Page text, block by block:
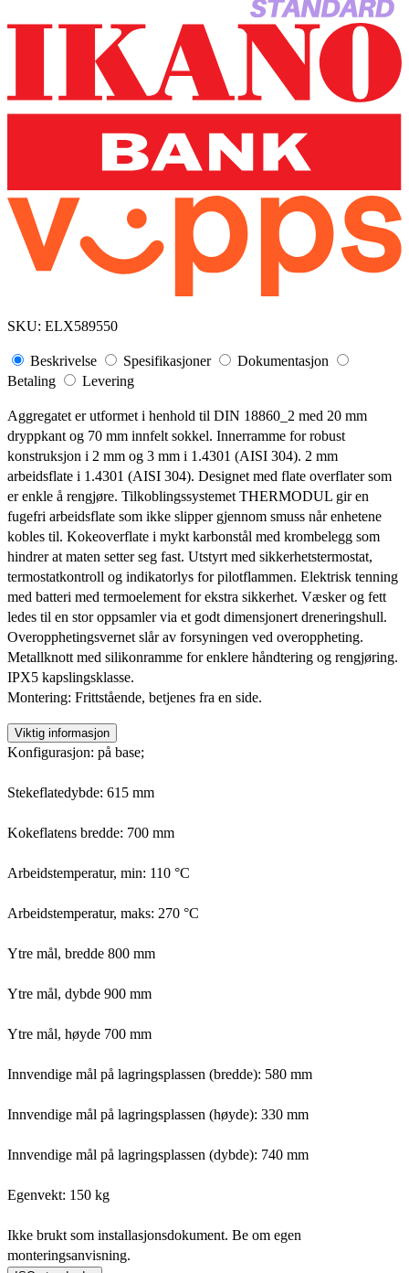
SKU: ELX589550
Beskrivelse Spesifikasjoner
Dokumentasjon
Betaling
Levering
Aggregatet er utformet i henhold til DIN 18860_2 med 20 mm
dryppkant og 70 mm innfelt sokkel. Innerramme for robust
konstruksjon i 2 mm og 3 mm i 1.4301 (AISI 304). 2 mm
arbeidsflate i 1.4301 (AISI 304). Designet med flate overflater som
er enkle å rengjøre. Tilkoblingssystemet THERMODUL gir en
fugefri arbeidsflate som ikke slipper gjennom smuss når enhetene
kobles til. Kokeoverflate i mykt karbonstål med krombelegg som
hindrer at maten setter seg fast. Utstyrt med sikkerhetstermostat,
termostatkontroll og indikatorlys for pilotflammen. Elektrisk tenning
med batteri med termoelement for ekstra sikkerhet. Væsker og fett
ledes til en stor oppsamler via et godt dimensjonert dreneringshull.
Overopphetingsvernet slår av forsyningen ved overoppheting.
Metallknott med silikonramme for enklere håndtering og rengjøring.
IPX5 kapslingsklasse.
Montering: Frittstående, betjenes fra en side.
Viktig informasjon
Konfigurasjon: på base;
Stekeflatedybde: 615 mm
Kokeflatens bredde: 700 mm
Arbeidstemperatur, min: 110 °C
Arbeidstemperatur, maks: 270 °C
Ytre mål, bredde 800 mm
Ytre mål, dybde 900 mm
Ytre mål, høyde 700 mm
Innvendige mål på lagringsplassen (bredde): 580 mm
Innvendige mål på lagringsplassen (høyde): 330 mm
Innvendige mål på lagringsplassen (dybde): 740 mm
Egenvekt: 150 kg
Ikke brukt som installasjonsdokument. Be om egen
monteringsanvisning.